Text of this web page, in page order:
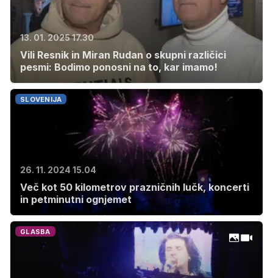
13. 01. 2025 17.30
Vili Resnik in Miran Rudan o skupni različici
pesmi: Bodimo ponosni na to, kar imamo!
SLOVENIJA
26. 11. 2024 15.04
Več kot 50 kilometrov prazničnih lučk, koncerti
in petminutni ognjemet
GLASBA